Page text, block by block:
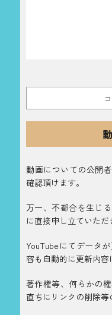
動画についての公開
確認頂けます。
万一、不都合を生じ
に直接申し立ていただ
YouTubeにてデータ
容も自動的に更新内容
著作権等、何らかの
直ちにリンクの削除